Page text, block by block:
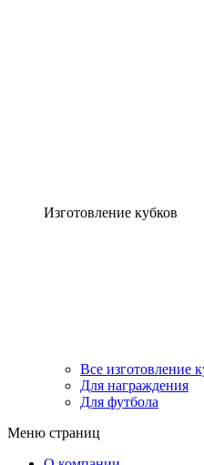
Изготовление кубков
Все изготовление
Для награждения
Для футбола
Меню страниц